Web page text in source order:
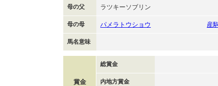
母の父 ラツキーソブリン
母の母 パメラトウショウ 産
馬名意味
賞金
総賞金
内地方賞金